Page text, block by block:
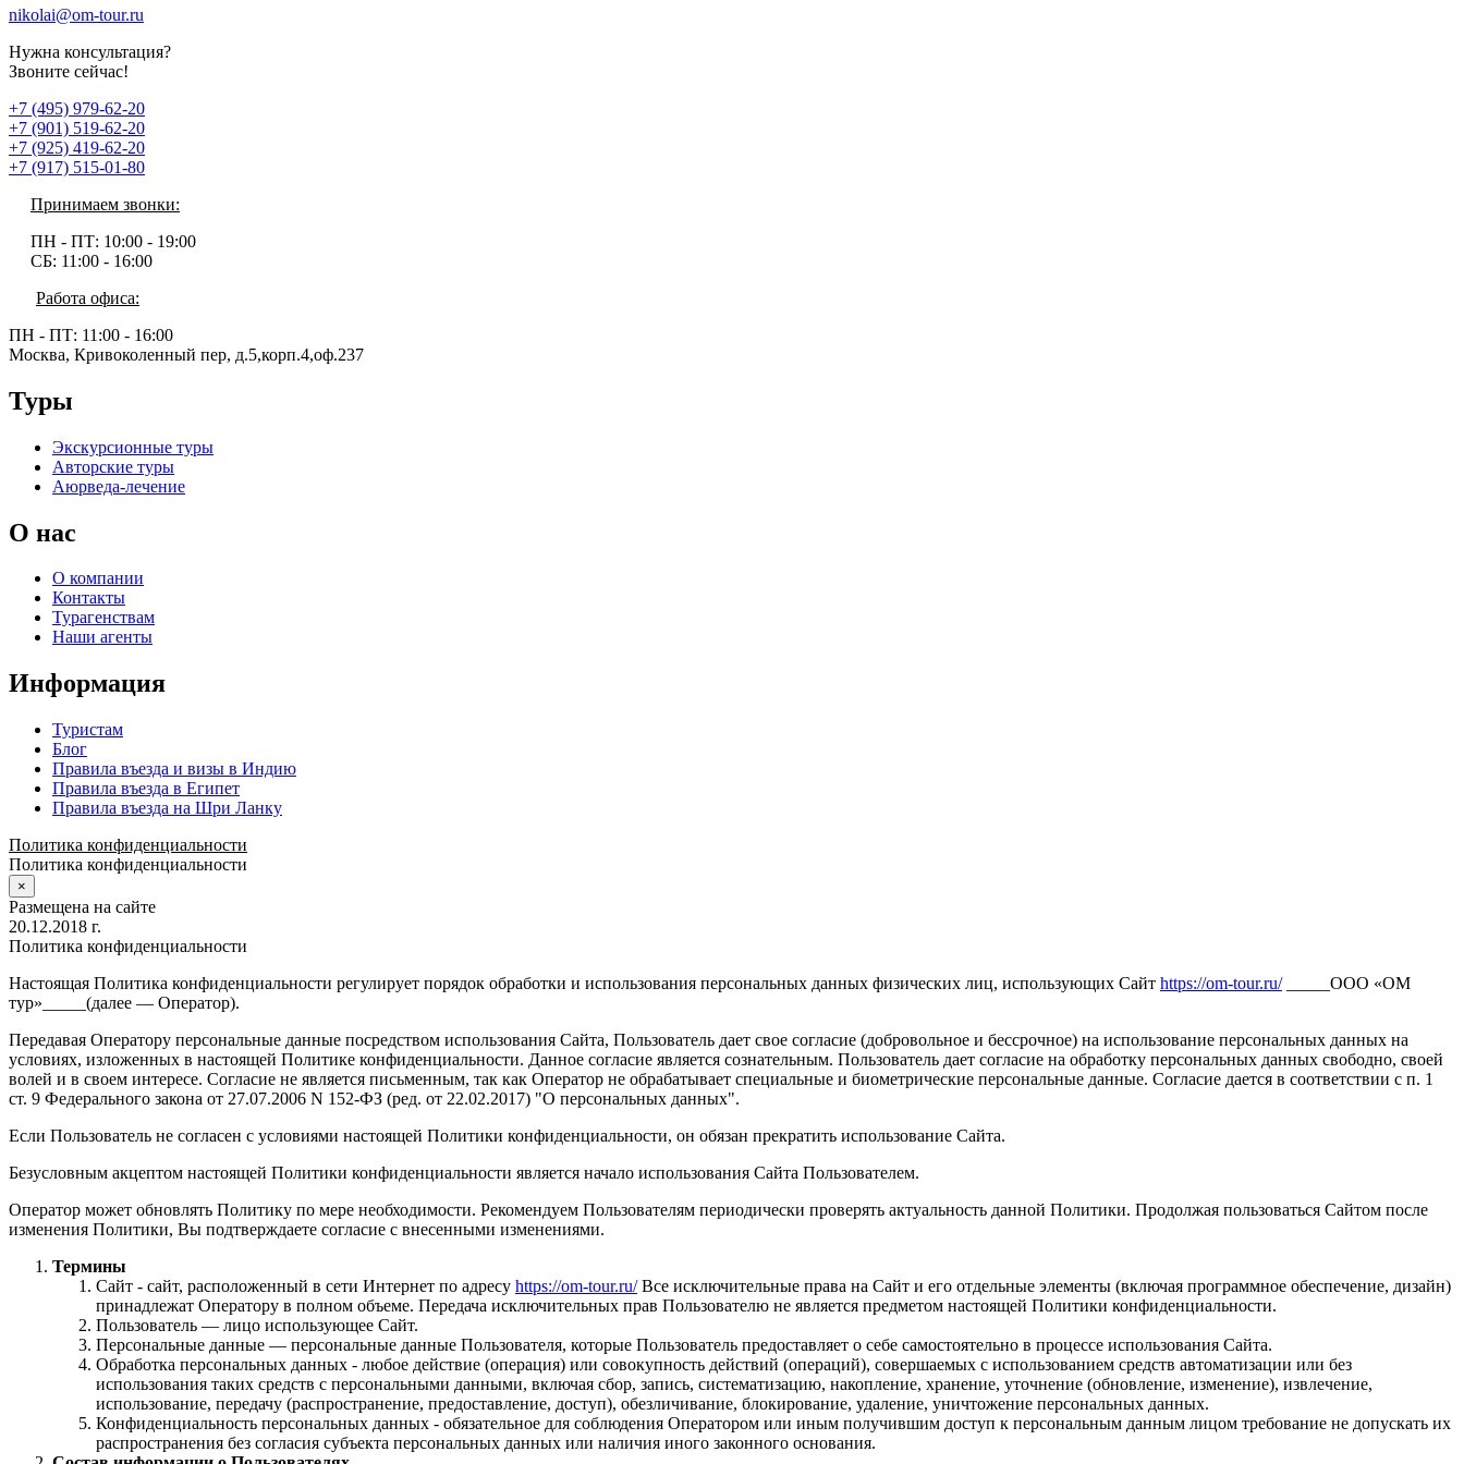
nikolai@om-tour.ru
Нужна консультация?
Звоните сейчас!
+7 (495) 979-62-20
+7 (901) 519-62-20
+7 (925) 419-62-20
+7 (917) 515-01-80
Принимаем звонки:
ПН - ПТ: 10:00 - 19:00
СБ: 11:00 - 16:00
Работа офиса:
ПН - ПТ: 11:00 - 16:00
Москва, Кривоколенный пер, д.5,корп.4,оф.237
Туры
Экскурсионные туры
Авторские туры
Аюрведа-лечение
О нас
О компании
Контакты
Турагенствам
Наши агенты
Информация
Туристам
Блог
Правила въезда и визы в Индию
Правила въезда в Египет
Правила въезда на Шри Ланку
Политика конфиденциальности
Политика конфиденциальности
×
Размещена на сайте
20.12.2018 г.
Политика конфиденциальности
Настоящая Политика конфиденциальности регулирует порядок обработки и использования персональных данных физических лиц, использующих Сайт https://om-tour.ru/_____ООО «ОМ
тур»_____(далее — Оператор).
Передавая Оператору персональные данные посредством использования Сайта, Пользователь дает свое согласие (добровольное и бессрочное) на использование персональных данных на
условиях, изложенных в настоящей Политике конфиденциальности. Данное согласие является сознательным. Пользователь дает согласие на обработку персональных данных свободно, своей
волей и в своем интересе. Согласие не является письменным, так как Оператор не обрабатывает специальные и биометрические персональные данные. Согласие дается в соответствии с п. 1
ст. 9 Федерального закона от 27.07.2006 N 152-ФЗ (ред. от 22.02.2017) "О персональных данных".
Если Пользователь не согласен с условиями настоящей Политики конфиденциальности, он обязан прекратить использование Сайта.
Безусловным акцептом настоящей Политики конфиденциальности является начало использования Сайта Пользователем.
Оператор может обновлять Политику по мере необходимости. Рекомендуем Пользователям периодически проверять актуальность данной Политики. Продолжая пользоваться Сайтом после
изменения Политики, Вы подтверждаете согласие с внесенными изменениями.
Термины
Сайт - сайт, расположенный в сети Интернет по адресу https://om-tour.ru/Все исключительные права на Сайт и его отдельные элементы (включая программное обеспечение, дизайн)
принадлежат Оператору в полном объеме. Передача исключительных прав Пользователю не является предметом настоящей Политики конфиденциальности.
Пользователь — лицо использующее Сайт.
Персональные данные — персональные данные Пользователя, которые Пользователь предоставляет о себе самостоятельно в процессе использования Сайта.
Обработка персональных данных - любое действие (операция) или совокупность действий (операций), совершаемых с использованием средств автоматизации или без
использования таких средств с персональными данными, включая сбор, запись, систематизацию, накопление, хранение, уточнение (обновление, изменение), извлечение,
использование, передачу (распространение, предоставление, доступ), обезличивание, блокирование, удаление, уничтожение персональных данных.
Конфиденциальность персональных данных - обязательное для соблюдения Оператором или иным получившим доступ к персональным данным лицом требование не допускать их
распространения без согласия субъекта персональных данных или наличия иного законного основания.